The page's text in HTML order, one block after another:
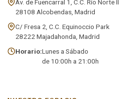
Av. de Fuencarral 1, C.C. Río Norte II
28108 Alcobendas, Madrid
C/ Fresa 2, C.C. Equinoccio Park
28222 Majadahonda, Madrid
Horario:Lunes a Sábado
de 10:00h a 21:00h